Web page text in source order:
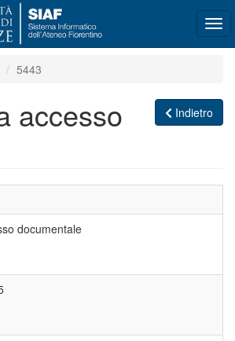
5443
Indietro
accesso
documentale